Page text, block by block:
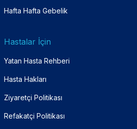
Hafta Hafta Gebelik
Hastalar İçin
Yatan Hasta Rehberi
Hasta Hakları
Ziyaretçi Politikası
Refakatçi Politikası